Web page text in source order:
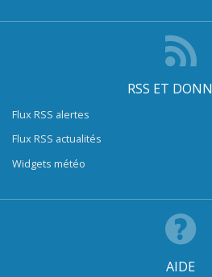
RSS ET
Flux RSS alertes
Flux RSS actualités
Widgets météo
AIDE